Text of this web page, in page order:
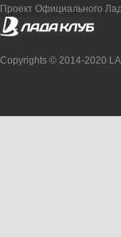
Проект Официального
Copyrights © 2014-2020